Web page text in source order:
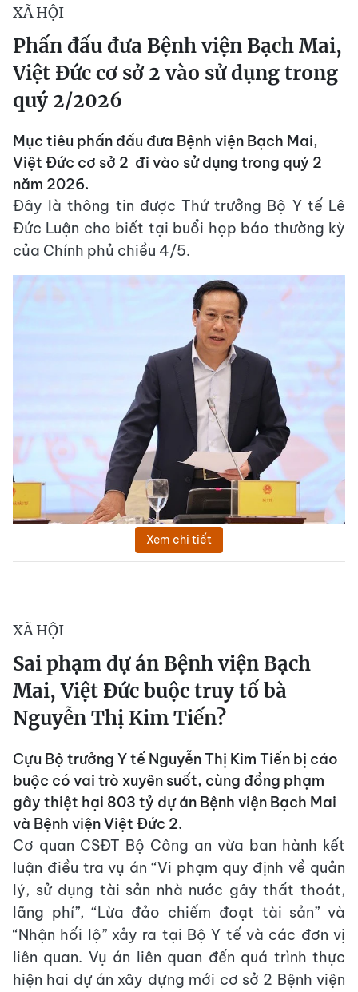
XÃ HỘI
Phấn đấu đưa Bệnh viện Bạch Mai,
Việt Đức cơ sở 2 vào sử dụng trong
quý 2/2026
Mục tiêu phấn đấu đưa Bệnh viện Bạch Mai,
Việt Đức cơ sở 2 đi vào sử dụng trong quý 2
năm 2026.
Đây là thông tin được Thứ trưởng Bộ Y tế Lê
Đức Luận cho biết tại buổi họp báo thường kỳ
của Chính phủ chiều 4/5.
Xem chi tiết
XÃ HỘI
Sai phạm dự án Bệnh viện Bạch
Mai, Việt Đức buộc truy tố bà
Nguyễn Thị Kim Tiến?
Cựu Bộ trưởng Y tế Nguyễn Thị Kim Tiến bị cáo
buộc có vai trò xuyên suốt, cùng đồng phạm
gây thiệt hại 803 tỷ dự án Bệnh viện Bạch Mai
và Bệnh viện Việt Đức 2.
Cơ quan CSĐT Bộ Công an vừa ban hành kết
luận điều tra vụ án “Vi phạm quy định về quản
lý, sử dụng tài sản nhà nước gây thất thoát,
lãng phí”, “Lừa đảo chiếm đoạt tài sản” và
“Nhận hối lộ” xảy ra tại Bộ Y tế và các đơn vị
liên quan. Vụ án liên quan đến quá trình thực
hiện hai dự án xây dựng mới cơ sở 2 Bệnh viện